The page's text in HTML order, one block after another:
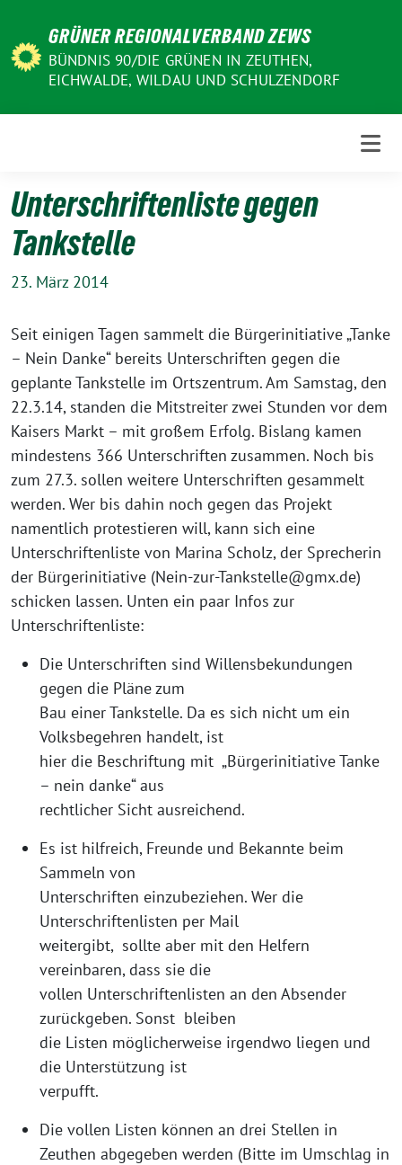
Inhalt
GRÜNER REGIONALVERBAND ZEWS
BÜNDNIS 90/DIE GRÜNEN IN ZEUTHEN,
EICHWALDE, WILDAU UND SCHULZENDORF
Unterschriftenliste gegen
Tankstelle
23. März 2014
Seit einigen Tagen sammelt die Bürgerinitiative „Tanke
– Nein Danke“ bereits Unterschriften gegen die
geplante Tankstelle im Ortszentrum. Am Samstag, den
22.3.14, standen die Mitstreiter zwei Stunden vor dem
Kaisers Markt – mit großem Erfolg. Bislang kamen
mindestens 366 Unterschriften zusammen. Noch bis
zum 27.3. sollen weitere Unterschriften gesammelt
werden. Wer bis dahin noch gegen das Projekt
namentlich protestieren will, kann sich eine
Unterschriftenliste von Marina Scholz, der Sprecherin
der Bürgerinitiative (Nein-zur-Tankstelle@gmx.de)
schicken lassen. Unten ein paar Infos zur
Unterschriftenliste:
Die Unterschriften sind Willensbekundungen
gegen die Pläne zum
Bau einer Tankstelle. Da es sich nicht um ein
Volksbegehren handelt, ist
hier die Beschriftung mit „Bürgerinitiative Tanke
– nein danke“ aus
rechtlicher Sicht ausreichend.
Es ist hilfreich, Freunde und Bekannte beim
Sammeln von
Unterschriften einzubeziehen. Wer die
Unterschriftenlisten per Mail
weitergibt, sollte aber mit den Helfern
vereinbaren, dass sie die
vollen Unterschriftenlisten an den Absender
zurückgeben. Sonst bleiben
die Listen möglicherweise irgendwo liegen und
die Unterstützung ist
verpufft.
Die vollen Listen können an drei Stellen in
Zeuthen abgegeben werden (Bitte im Umschlag in